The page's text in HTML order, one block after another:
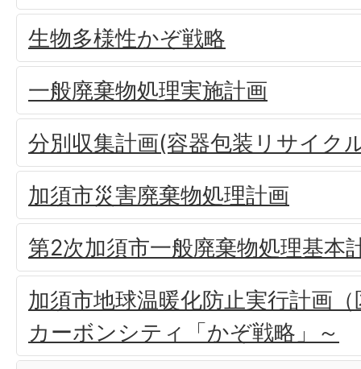
生物多様性かぞ戦略
一般廃棄物処理実施計画
分別収集計画(容器包装リサイク
加須市災害廃棄物処理計画
第2次加須市一般廃棄物処理基本
加須市地球温暖化防止実行計画
カーボンシティ「かぞ戦略」～